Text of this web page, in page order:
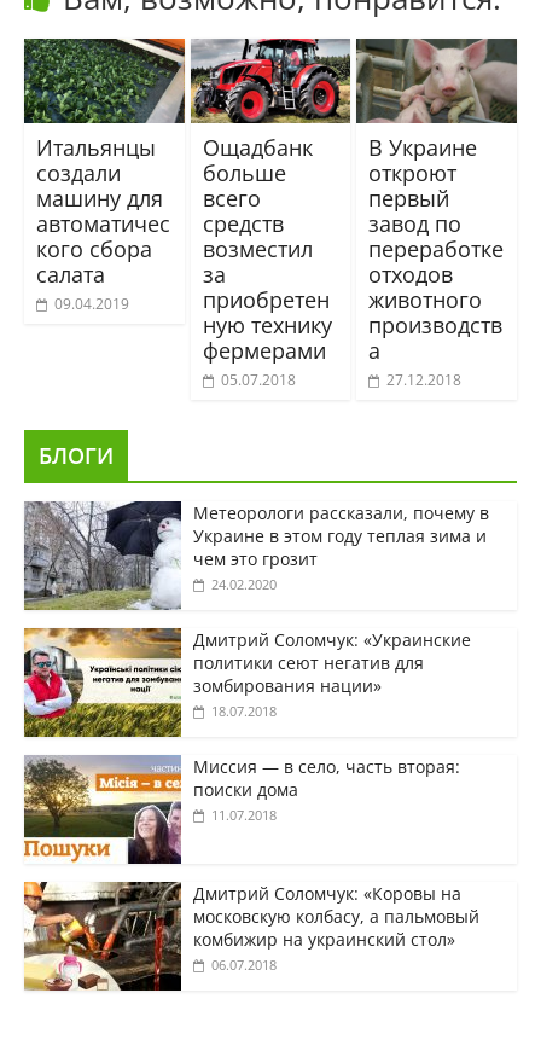
Итальянцы
создали
машину для
автоматичес
кого сбора
салата
09.04.2019
Ощадбанк
больше
всего
средств
возместил
за
приобретен
ную технику
фермерами
05.07.2018
В Украине
откроют
первый
завод по
переработке
отходов
животного
производств
а
27.12.2018
БЛОГИ
Метеорологи рассказали, почему в
Украине в этом году теплая зима и
чем это грозит
24.02.2020
Дмитрий Соломчук: «Украинские
политики сеют негатив для
зомбирования нации»
18.07.2018
Миссия — в село, часть вторая:
поиски дома
11.07.2018
Дмитрий Соломчук: «Коровы на
московскую колбасу, а пальмовый
комбижир на украинский стол»
06.07.2018